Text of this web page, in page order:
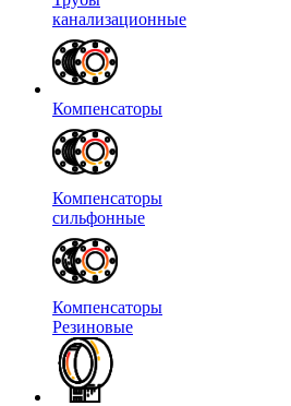
канализационные
Компенсаторы
Компенсаторы
сильфонные
Компенсаторы
Резиновые